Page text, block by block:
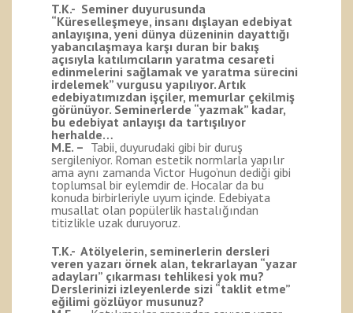
T.K.- Seminer duyurusunda
“Küreselleşmeye, insanı dışlayan edebiyat
anlayışına, yeni dünya düzeninin dayattığı
yabancılaşmaya karşı duran bir bakış
açısıyla katılımcıların yaratma cesareti
edinmelerini sağlamak ve yaratma sürecini
irdelemek” vurgusu yapılıyor. Artık
edebiyatımızdan işçiler, memurlar çekilmiş
görünüyor. Seminerlerde “yazmak” kadar,
bu edebiyat anlayışı da tartışılıyor
herhalde…
M.E. – Tabii, duyurudaki gibi bir duruş
sergileniyor. Roman estetik normlarla yapılır
ama aynı zamanda Victor Hugo’nun dediği gibi
toplumsal bir eylemdir de. Hocalar da bu
konuda birbirleriyle uyum içinde. Edebiyata
musallat olan popülerlik hastalığından
titizlikle uzak duruyoruz.
T.K.- Atölyelerin, seminerlerin dersleri
veren yazarı örnek alan, tekrarlayan “yazar
adayları” çıkarması tehlikesi yok mu?
Derslerinizi izleyenlerde sizi “taklit etme”
eğilimi gözlüyor musunuz?